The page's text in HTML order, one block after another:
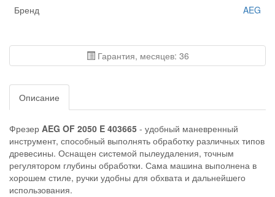
Бренд
AEG
Гарантия, месяцев: 36
Описание
Фрезер AEG OF 2050 E 403665 - удобный маневренный
инструмент, способный выполнять обработку различных типов
древесины. Оснащен системой пылеудаления, точным
регулятором глубины обработки. Сама машина выполнена в
хорошем стиле, ручки удобны для обхвата и дальнейшего
использования.